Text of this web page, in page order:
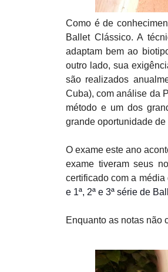
Como é de
Ballet Clássico. A
adaptam bem ao
outro lado, sua
são realizados
Cuba), com análise da
método e um dos
grande oportunidade
O exame este ano
exame tiveram seus
certificado com a
e 1ª, 2ª e 3ª série de
Enquanto as notas não